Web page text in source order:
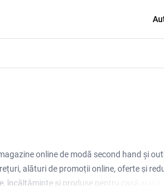
online de modă second hand și
alături de promoții online, oferte și
și produse pentru casă și